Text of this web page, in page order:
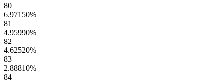
80
6.97150%
81
4.95990%
82
4.62520%
83
2.88810%
84